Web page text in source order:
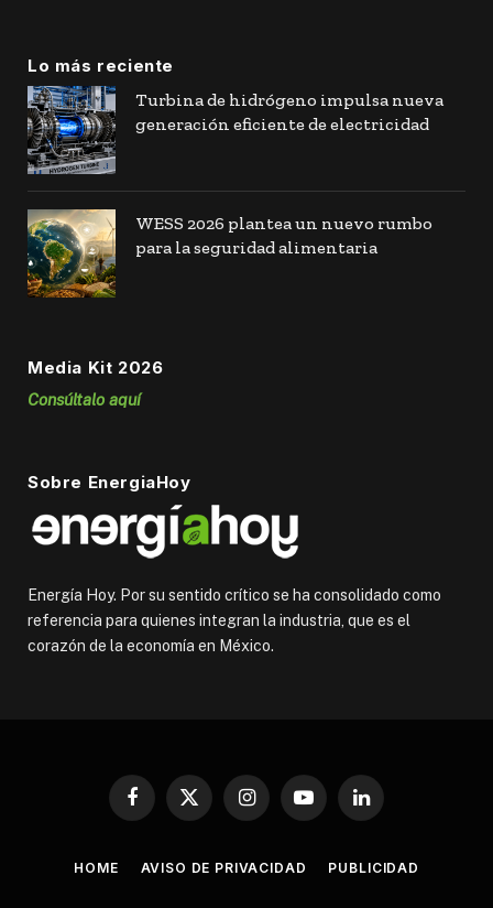
Lo más reciente
Turbina de hidrógeno impulsa nueva
generación eficiente de electricidad
WESS 2026 plantea un nuevo rumbo
para la seguridad alimentaria
Media Kit 2026
Consúltalo aquí
Sobre EnergiaHoy
Energía Hoy. Por su sentido crítico se ha consolidado como
referencia para quienes integran la industria, que es el
corazón de la economía en México.
Facebook
X
InstagramYouTubeLinkedIn
HOME AVISO DE PRIVACIDAD PUBLICIDAD